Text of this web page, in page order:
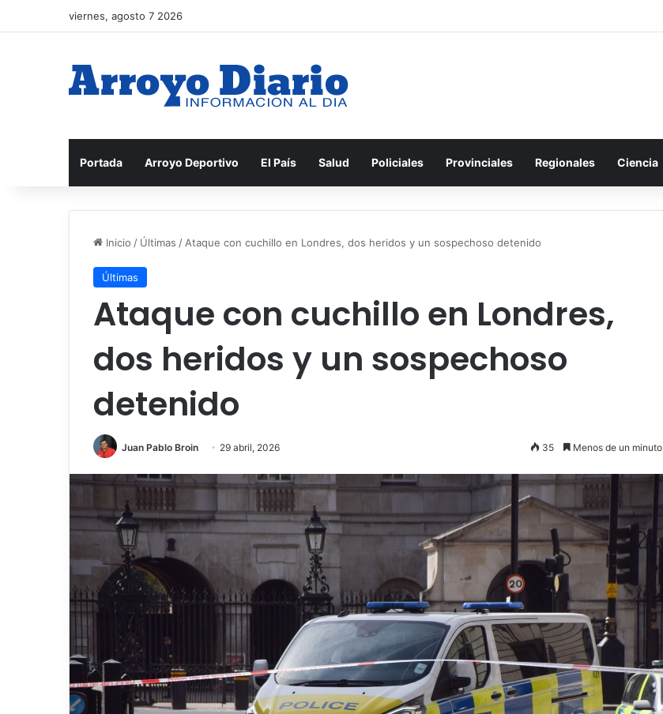
viernes, agosto 7 2026
Portada Arroyo Deportivo El País Salud Policiales Provinciales Regionales Ciencia
Inicio / Últimas / Ataque con cuchillo en Londres, dos heridos y un sospechoso detenido
Últimas
Ataque con cuchillo en Londres,
dos heridos y un sospechoso
detenido
Juan Pablo Broin 29 abril, 2026 35 Menos de un minuto